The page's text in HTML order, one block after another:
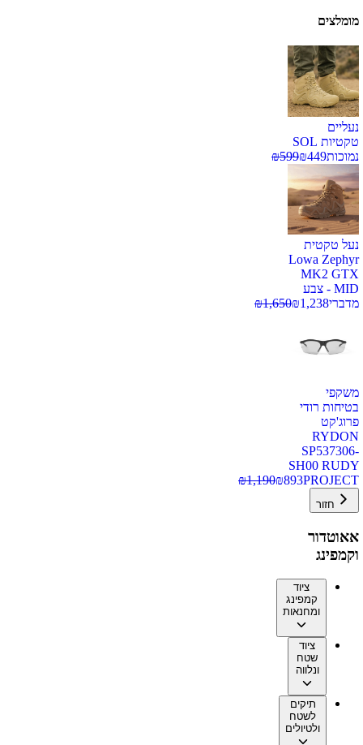
מומלצים
נעליים
טקטיות SOL
נמוכות
₪449
₪599
נעל טקטית
Lowa Zephyr
MK2 GTX
MID - צבע
מדברי
₪1,238
₪1,650
משקפי
בטיחות רודי
פרוג'קט
RYDON
SP537306-
SH00 RUDY
PROJECT
₪893
₪1,190
חזור
אאוטדור
וקמפינג
ציוד
קמפינג
ומחנאות
ציוד
שטח
ונלווה
תיקים
לשטח
ולטיולים